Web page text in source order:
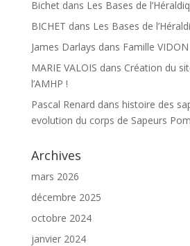
Bichetdans Les Bases de
BICHET dans Les Bases de
James Darlays dans Famille VIDON
MARIE VALOIS dans Création du
l’AMHP !
Pascal Renard dans histoire des
evolution du corps de Sapeurs
Archives
mars 2026
décembre 2025
octobre 2024
janvier 2024